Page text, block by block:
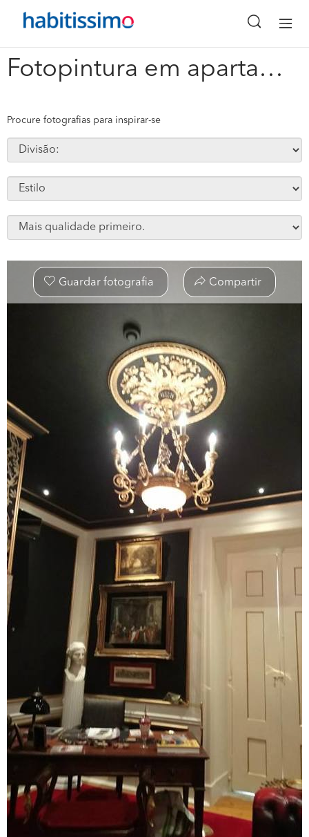
Fotopintura em apartamento rua da emenda lisboa #87487
x
Procure fotografias para inspirar-se
Guardar fotografia Compartir